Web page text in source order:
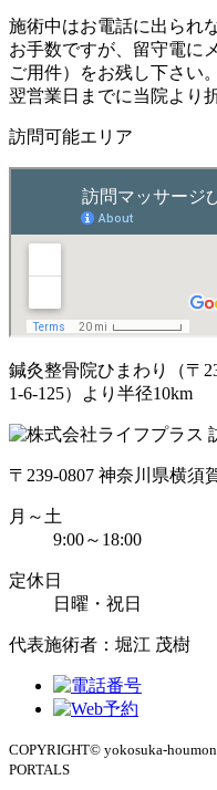
施術中はお電話に出られ
お手数ですが、留守電に
ご用件）をお残し下さい。
翌営業日までに当院より
訪問可能エリア
鍼灸整骨院ひまわり（〒
1-6-125）より半径10km
〒239-0807 神奈川県横須
月～土
9:00～18:00
定休日
日曜・祝日
代表施術者：堀江 茂樹
COPYRIGHT© yokosuka-
PORTALS